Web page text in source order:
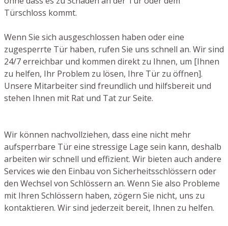
Türschloss kommt.
Wenn Sie sich ausgeschlossen haben oder eine
zugesperrte Tür haben, rufen Sie uns schnell an. Wir sind
24/7 erreichbar und kommen direkt zu Ihnen, um [Ihnen
zu helfen, Ihr Problem zu lösen, Ihre Tür zu öffnen].
Unsere Mitarbeiter sind freundlich und hilfsbereit und
stehen Ihnen mit Rat und Tat zur Seite.
Wir können nachvollziehen, dass eine nicht mehr
aufsperrbare Tür eine stressige Lage sein kann, deshalb
arbeiten wir schnell und effizient. Wir bieten auch andere
Services wie den Einbau von Sicherheitsschlössern oder
den Wechsel von Schlössern an. Wenn Sie also Probleme
mit Ihren Schlössern haben, zögern Sie nicht, uns zu
kontaktieren. Wir sind jederzeit bereit, Ihnen zu helfen.